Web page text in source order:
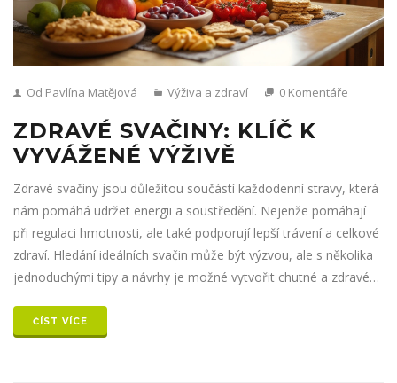
Od Pavlína Matějová Výživa a zdraví 0 Komentáře
ZDRAVÉ SVAČINY: KLÍČ K
VYVÁŽENÉ VÝŽIVĚ
Zdravé svačiny jsou důležitou součástí každodenní stravy, která
nám pomáhá udržet energii a soustředění. Nejenže pomáhají
při regulaci hmotnosti, ale také podporují lepší trávení a celkové
zdraví. Hledání ideálních svačin může být výzvou, ale s několika
jednoduchými tipy a návrhy je možné vytvořit chutné a zdravé
zdravých svačinách, které mohou být přínosné pro každého.
Prozkoumejte roli, kterou hrají ve vašem životním stylu, a
ČÍST VÍCE